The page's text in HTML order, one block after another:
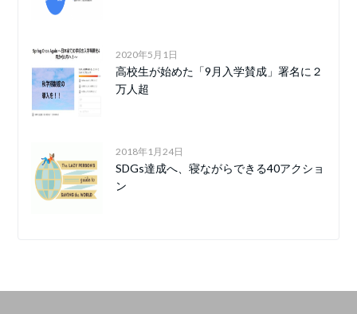
2020年5月1日
高校生が始めた「9月入学賛成」署名に２
万人超
2018年1月24日
SDGs達成へ、寝ながらできる40アクショ
ン